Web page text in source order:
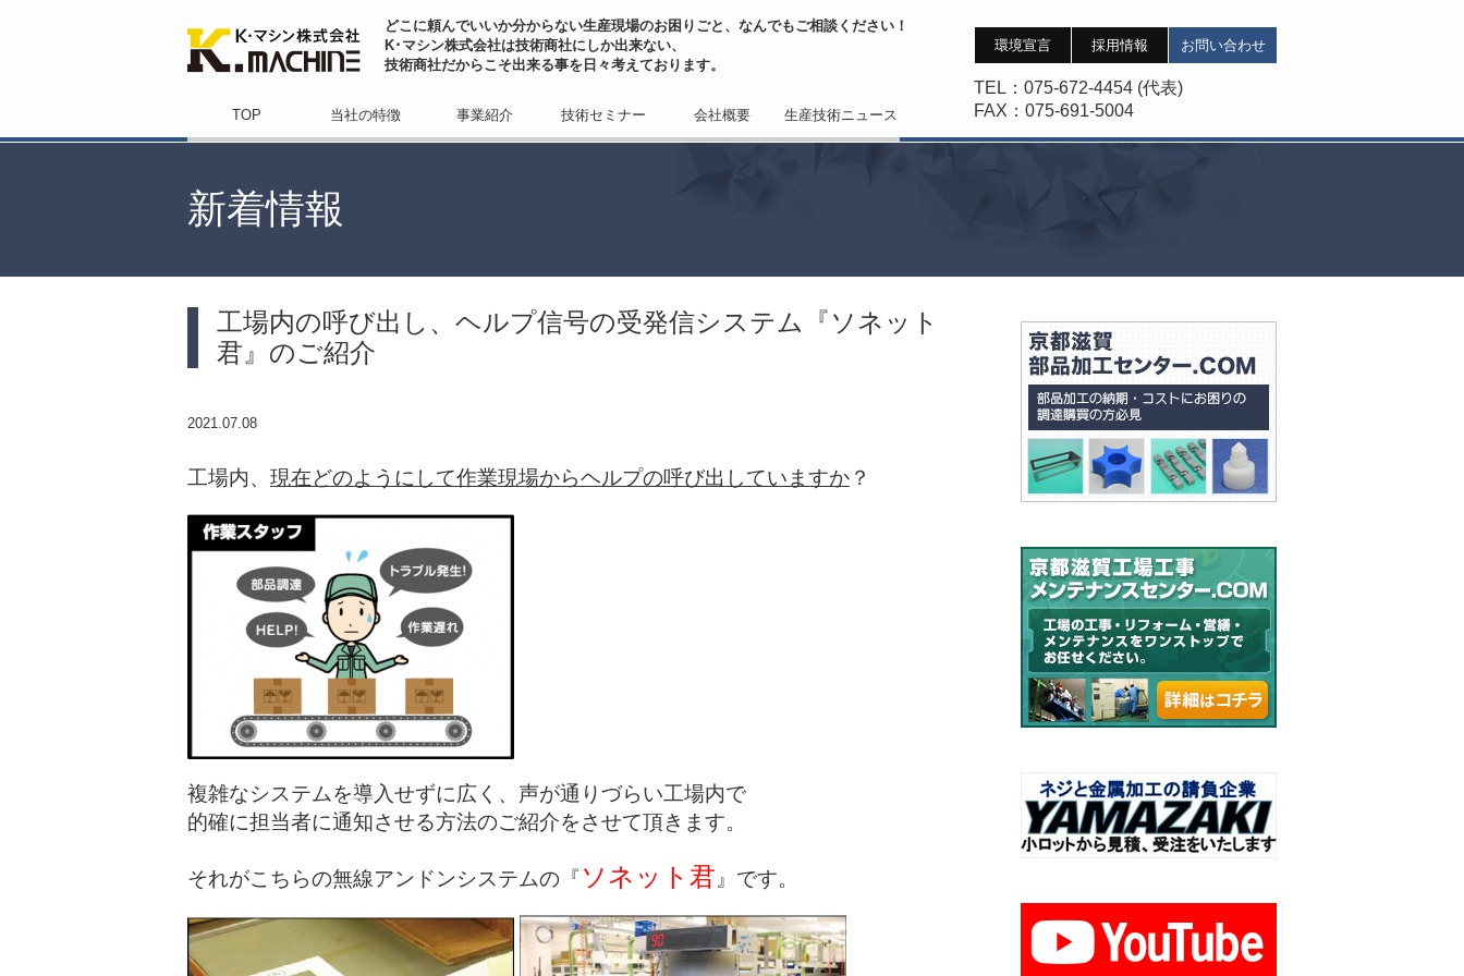
どこに頼んでいいか分からない生産現場のお困りごと、なんでもご相談ください！
K･マシン株式会社は技術商社にしか出来ない、
技術商社だからこそ出来る事を日々考えております。
TOP 当社の特徴 事業紹介 技術セミナー 会社概要 生産技術ニュース
環境宣言 採用情報 お問い合わせ
TEL ：075-672-4454 (代表)
FAX ：075-691-5004
新着情報
工場内の呼び出し、ヘルプ信号の受発信システム『ソネット
君』のご紹介
2021.07.08
工場内、 現在どのようにして作業現場からヘルプの呼び出していますか ？
複雑なシステムを導入せずに広く、声が通りづらい工場内で
的確に担当者に通知させる方法のご紹介をさせて頂きます。
それがこちらの無線アンドンシステムの『 ソネット君 』です。